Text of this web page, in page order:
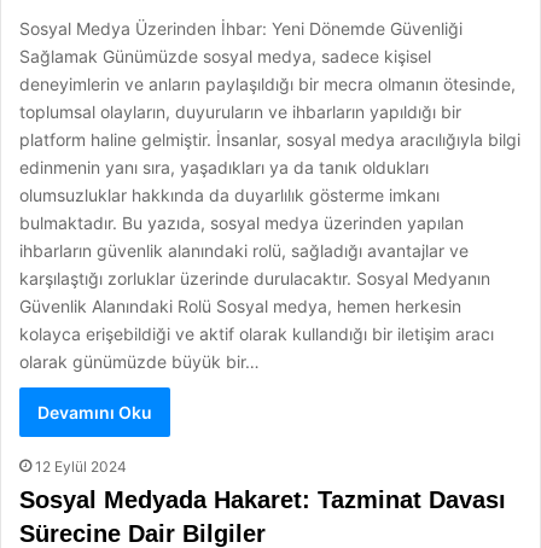
Sosyal Medya Üzerinden İhbar: Yeni Dönemde Güvenliği
Sağlamak Günümüzde sosyal medya, sadece kişisel
deneyimlerin ve anların paylaşıldığı bir mecra olmanın ötesinde,
toplumsal olayların, duyuruların ve ihbarların yapıldığı bir
platform haline gelmiştir. İnsanlar, sosyal medya aracılığıyla bilgi
edinmenin yanı sıra, yaşadıkları ya da tanık oldukları
olumsuzluklar hakkında da duyarlılık gösterme imkanı
bulmaktadır. Bu yazıda, sosyal medya üzerinden yapılan
ihbarların güvenlik alanındaki rolü, sağladığı avantajlar ve
karşılaştığı zorluklar üzerinde durulacaktır. Sosyal Medyanın
Güvenlik Alanındaki Rolü Sosyal medya, hemen herkesin
kolayca erişebildiği ve aktif olarak kullandığı bir iletişim aracı
olarak günümüzde büyük bir…
Devamını Oku
12 Eylül 2024
Sosyal Medyada Hakaret: Tazminat Davası
Sürecine Dair Bilgiler